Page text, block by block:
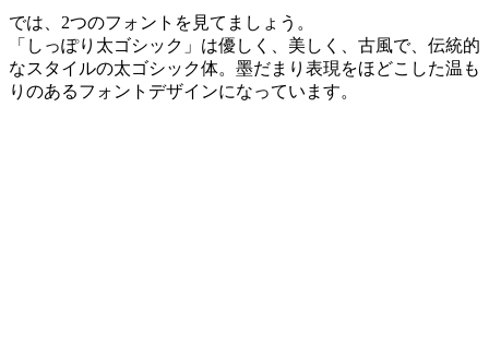
では、2つのフォントを見てましょう。
「しっぽり太ゴシック」は優しく、美しく、古風で、伝統的
なスタイルの太ゴシック体。墨だまり表現をほどこした温も
りのあるフォントデザインになっています。